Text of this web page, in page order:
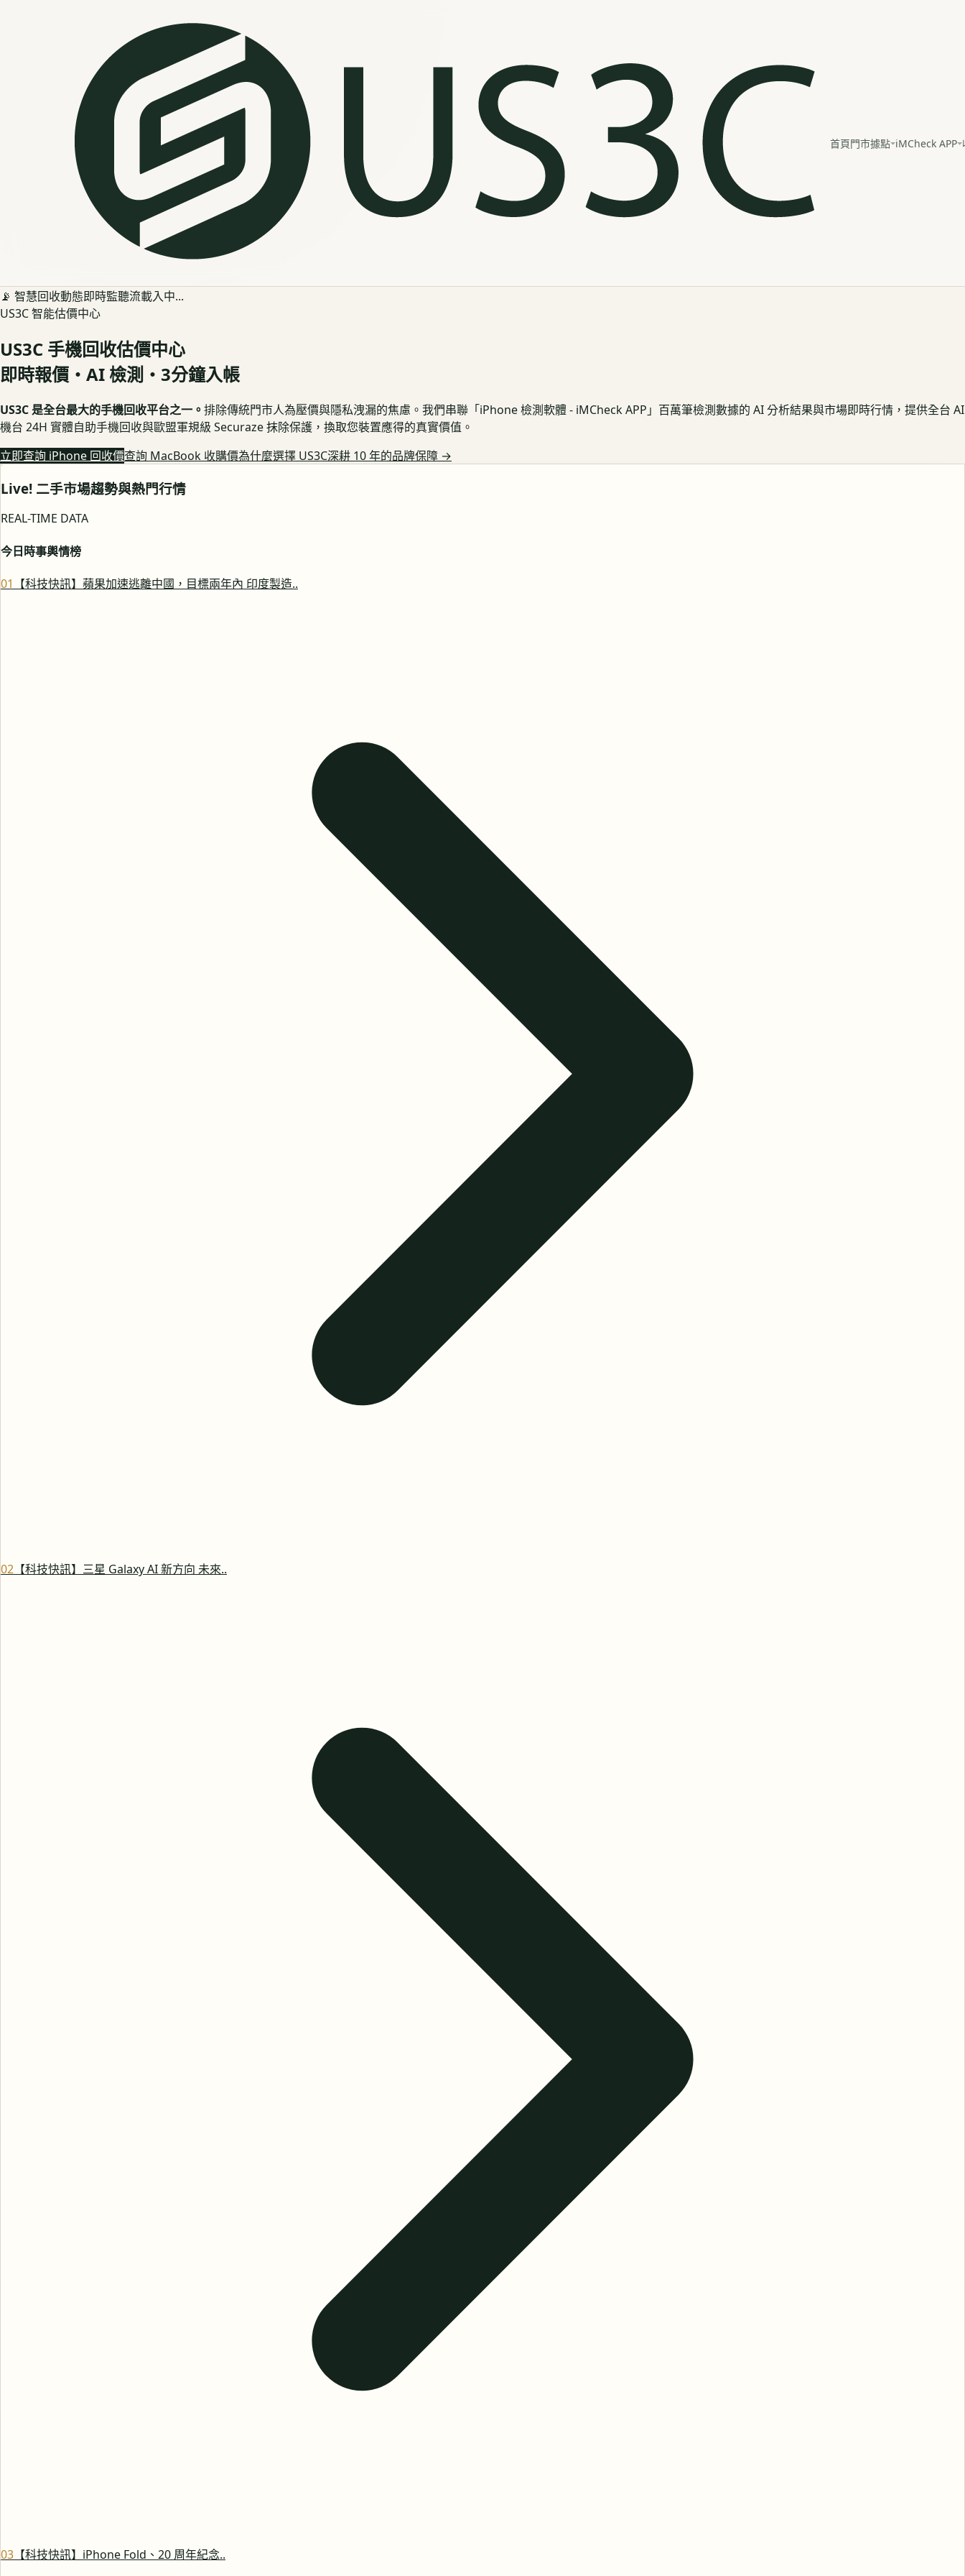
首頁門市據點 iMCheck APP
📡 智慧回收動態即時監聽流載入中...
US3C 智能估價中心
US3C 手機回收估價中心
即時報價・AI 檢測・3分鐘入帳
US3C 是全台最大的手機回收平台之一。 排除傳統門市人為壓價與隱私洩漏的焦慮。我們串聯「iPhone 檢測軟體 - iMCheck APP」百萬筆檢測數據的 AI 分析結果與市場即時行情，提供全台 AI
機台 24H 實體自助手機回收與歐盟軍規級 Securaze 抹除保護，換取您裝置應得的真實價值。
立即查詢 iPhone 回收價查詢 MacBook 收購價為什麼選擇 US3C深耕 10 年的品牌保障 →
Live! 二手市場趨勢與熱門行情
REAL-TIME DATA
今日時事輿情榜
01 【科技快訊】蘋果加速逃離中國，目標兩年內 印度製造..
02 【科技快訊】三星 Galaxy AI 新方向 未來..
03 【科技快訊】iPhone Fold、20 周年紀念..